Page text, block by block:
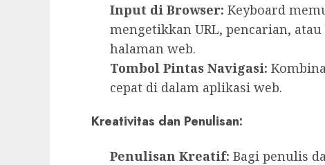
Input di Browser: Keyboard
mengetikkan URL, pencarian,
halaman web.
Tombol Pintas Navigasi:
cepat di dalam aplikasi web.
Kreativitas dan Penulisan:
Penulisan Kreatif: Bagi penulis